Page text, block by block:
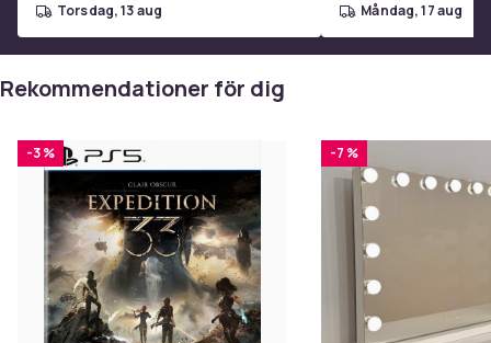
torsdag, 13 aug måndag, 17 aug
Rekommendationer för dig
-3 % -7 %